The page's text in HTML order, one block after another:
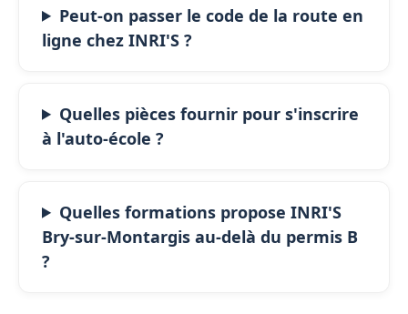
Peut-on passer le code de la route en
ligne chez INRI'S ?
Quelles pièces fournir pour s'inscrire
à l'auto-école ?
Quelles formations propose INRI'S
Bry-sur-Montargis au-delà du permis B
?